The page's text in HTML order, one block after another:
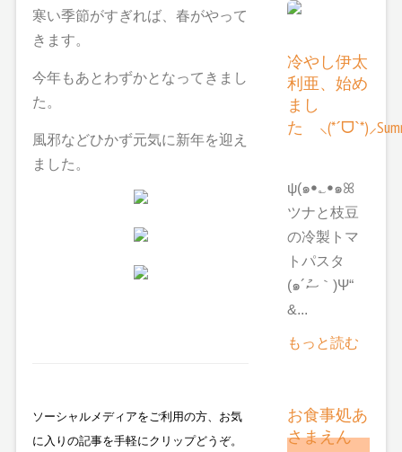
寒い季節がすぎれば、春がやって
きます。
今年もあとわずかとなってきまし
た。
風邪などひかず元気に新年を迎え
ました。
ソーシャルメディアをご利用の方、お気
に入りの記事を手軽にクリップどうぞ。
冷やし伊太
利亜、始め
まし
た
ψ(๑ꔷ؎ꔷ๑ꕤ
ツナと枝豆
の冷製トマ
トパスタ
(๑´ސު｀)Ψ“
&...
もっと読む
お食事処あ
さまえん